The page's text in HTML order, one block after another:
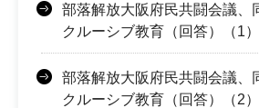
部落解放大阪府民共闘会議、
クルーシブ教育（回答）（1）
部落解放大阪府民共闘会議、
クルーシブ教育（回答）（2）